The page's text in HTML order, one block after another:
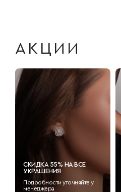
АКЦИИ
СКИДКА 55% НА ВСЕ
УКРАШЕНИЯ
Подробности уточняйте у
менеджера